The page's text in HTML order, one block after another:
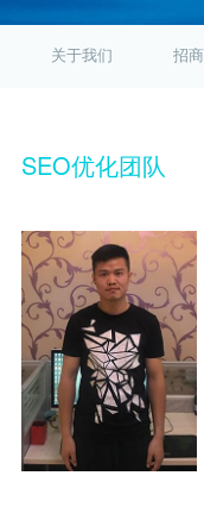
托管代运营
谷歌SEO优化
SEO优化公司
SEO思维与策
管理团队
招商加盟
联系我们
AI获客系统
关于我们 招
SEO优化团队